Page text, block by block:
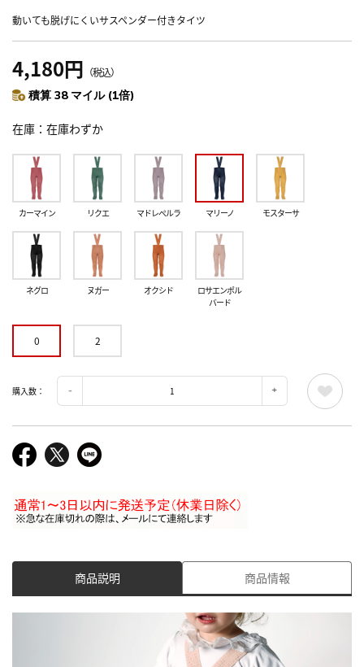
動いても脱げにくいサスペンダー付きタイツ
4,180円 （税込）
積算 38 マイル (1倍)
在庫 在庫わずか
カーマイン リクエ マドレぺルラ マリーノ モスターサ
ネグロ ヌガー オクシド
ロサエンポル
バード
0 2
購入数：
商品説明 商品情報